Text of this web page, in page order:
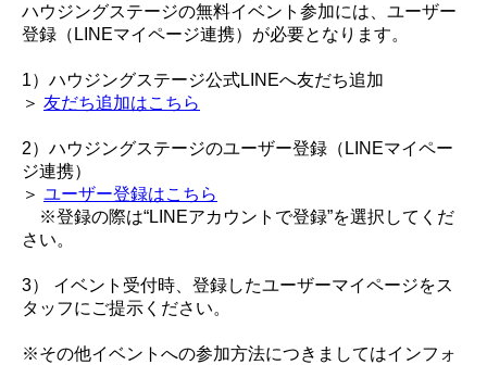
ハウジングステージの無料イベント参加には、ユーザー
登録（LINEマイページ連携）が必要となります。
1）ハウジングステージ公式LINEへ友だち追加
＞ 友だち追加はこちら
2）ハウジングステージのユーザー登録（LINEマイペー
ジ連携）
＞ ユーザー登録はこちら
※登録の際は“LINEアカウントで登録”を選択してくだ
さい。
3） イベント受付時、登録したユーザーマイページをス
タッフにご提示ください。
※その他イベントへの参加方法につきましてはインフォ